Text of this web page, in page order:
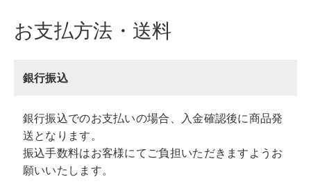
お支払方法・送料
銀行振込
銀行振込でのお支払いの場合、入金確認後に商品発
送となります。
振込手数料はお客様にてご負担いただきますようお
願いいたします。